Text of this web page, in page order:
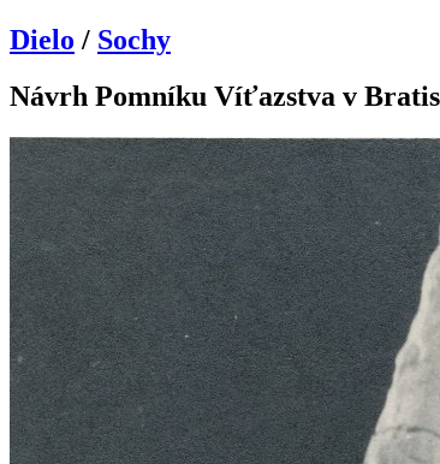
Dielo / Sochy
Návrh Pomníku Víťazstva v